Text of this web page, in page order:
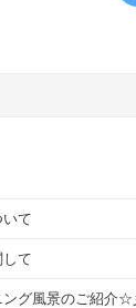
て
て
ング風景のご紹介☆